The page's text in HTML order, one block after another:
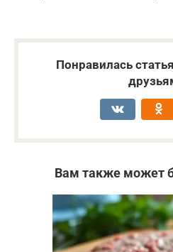
Понравилась
Вам также может